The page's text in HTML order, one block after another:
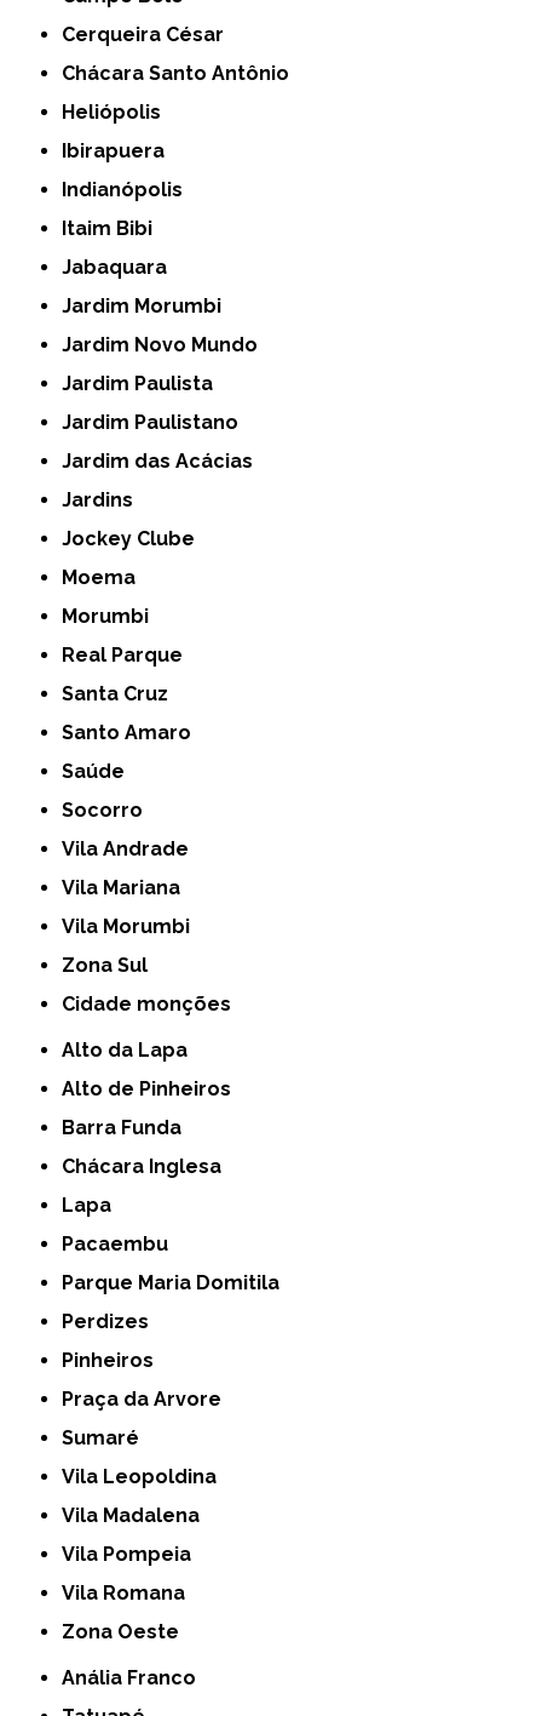
Cerqueira César
Chácara Santo Antônio
Heliópolis
Ibirapuera
Indianópolis
Itaim Bibi
Jabaquara
Jardim Morumbi
Jardim Novo Mundo
Jardim Paulista
Jardim Paulistano
Jardim das Acácias
Jardins
Jockey Clube
Moema
Morumbi
Real Parque
Santa Cruz
Santo Amaro
Saúde
Socorro
Vila Andrade
Vila Mariana
Vila Morumbi
Zona Sul
cidade monções
Alto da Lapa
Alto de Pinheiros
Barra Funda
Chácara Inglesa
Lapa
Pacaembu
Parque Maria Domitila
Perdizes
Pinheiros
Praça da Arvore
Sumaré
Vila Leopoldina
Vila Madalena
Vila Pompeia
Vila Romana
Zona Oeste
Anália Franco